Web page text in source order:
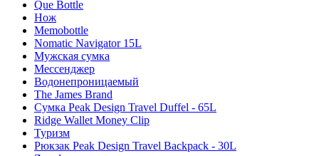
Que Bottle
Нож
Memobottle
Nomatic Navigator 15L
Мужская сумка
Мессенджер
Водонепроницаемый
The James Brand
Сумка Peak Design Travel Duffel - 65L
Ridge Wallet Money Clip
Туризм
Рюкзак Peak Design Travel Backpack - 30L